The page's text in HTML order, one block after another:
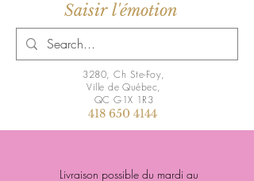
Saisir l'émotion
3280, Ch Ste-Foy,
Ville de Québec,
QC G1X 1R3
418 650 4144
Livraison possible du mardi au